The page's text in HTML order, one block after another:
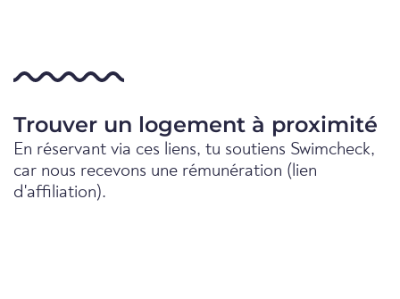
Trouver un logement à proximité
En réservant via ces liens, tu soutiens Swimcheck,
car nous recevons une rémunération (lien
d'affiliation).